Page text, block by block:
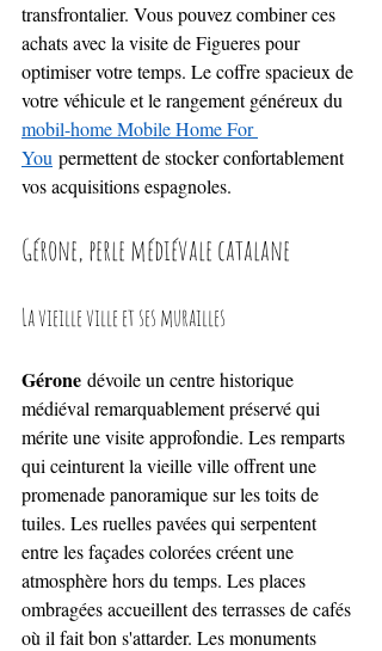
transfrontalier. Vous pouvez combiner ces
achats avec la visite de Figueres pour
optimiser votre temps. Le coffre spacieux de
votre véhicule et le rangement généreux du
mobil-home Mobile Home For
You permettent de stocker confortablement
vos acquisitions espagnoles.
Gérone, perle médiévale catalane
La vieille ville et ses murailles
Gérone dévoile un centre historique
médiéval remarquablement préservé qui
mérite une visite approfondie. Les remparts
qui ceinturent la vieille ville offrent une
promenade panoramique sur les toits de
tuiles. Les ruelles pavées qui serpentent
entre les façades colorées créent une
atmosphère hors du temps. Les places
ombragées accueillent des terrasses de cafés
où il fait bon s'attarder. Les monuments